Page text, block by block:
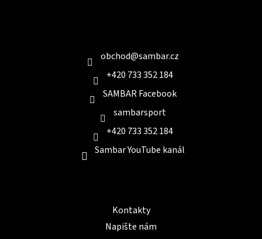
obchod@sambar.cz
+420 733 352 184
SAMBAR Facebook
sambarsport
+420 733 352 184
Sambar YouTube kanál
Kontakty
Napište nám